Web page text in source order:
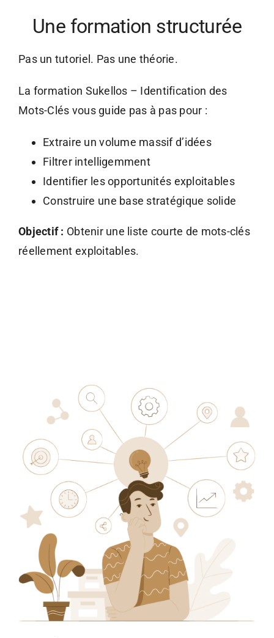
Une formation structurée
Pas un tutoriel. Pas une théorie.
La formation Sukellos – Identification des
Mots-Clés vous guide pas à pas pour :
Extraire un volume massif d’idées
Filtrer intelligemment
Identifier les opportunités exploitables
Construire une base stratégique solide
Objectif : Obtenir une liste courte de mots-clés
réellement exploitables.